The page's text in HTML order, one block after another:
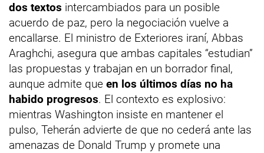
dos textos intercambiados para un posible
acuerdo de paz, pero la negociación vuelve a
encallarse. El ministro de Exteriores iraní, Abbas
Araghchi, asegura que ambas capitales “estudian”
las propuestas y trabajan en un borrador final,
aunque admite que en los últimos días no ha
habido progresos. El contexto es explosivo:
mientras Washington insiste en mantener el
pulso, Teherán advierte de que no cederá ante las
amenazas de Donald Trump y promete una